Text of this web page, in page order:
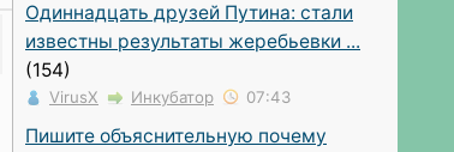
Одиннадцать друзей Путина: стали
известны результаты жеребьевки ...
(154)
VirusX Инкубатор 07:43
Пишите объяснительную почему